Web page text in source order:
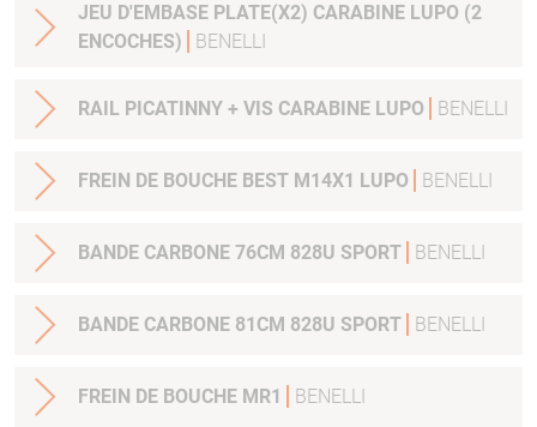
JEU D'EMBASE PLATE(X2) CARABINE LUPO (2
ENCOCHES)
BENELLI
RAIL PICATINNY + VIS CARABINE LUPO BENELLI
FREIN DE BOUCHE BEST M14X1 LUPO BENELLI
BANDE CARBONE 76CM 828U SPORT BENELLI
BANDE CARBONE 81CM 828U SPORT BENELLI
FREIN DE BOUCHE MR1 BENELLI